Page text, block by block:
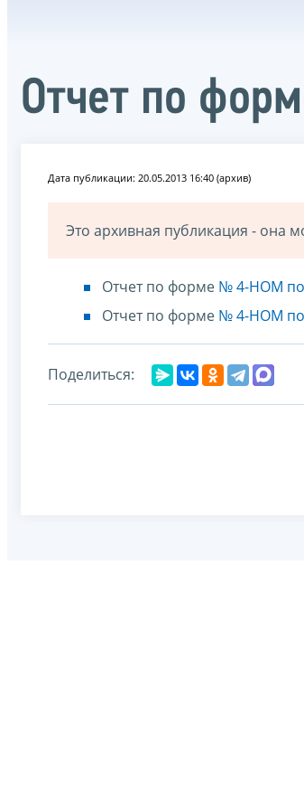
Отчет по
Дата публикации: 20.05.2013 16:40 (архив)
Это архивная публикация - она
Отчет по форме № 4-НОМ по
Отчет по форме № 4-НОМ по
Поделиться: